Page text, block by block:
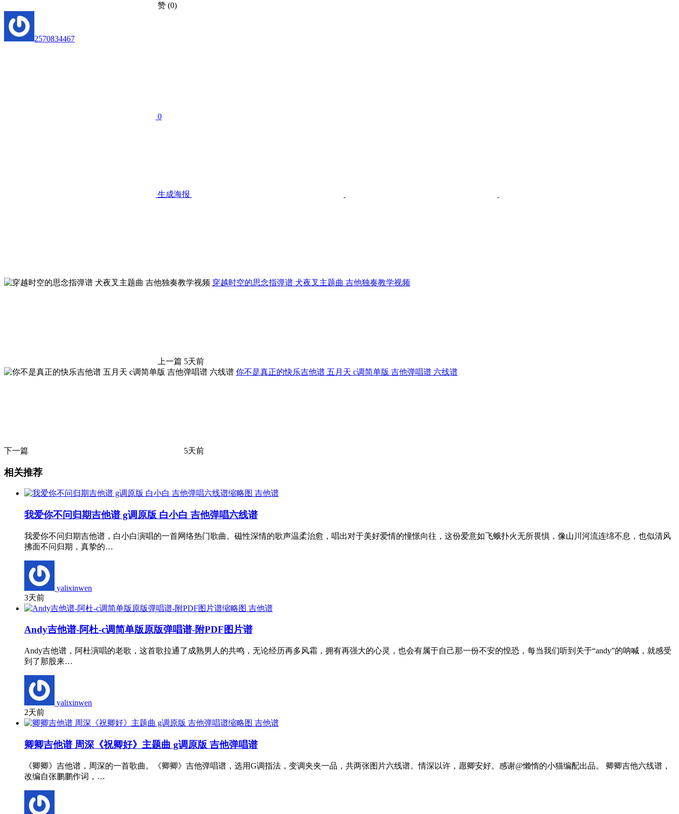
赞 (0)
2570834467
0
生成海报
穿越时空的思念指弹谱 犬夜叉主题曲 吉他独奏教学视频
上一篇 5天前
你不是真正的快乐吉他谱 五月天 c调简单版 吉他弹唱谱 六线谱
下一篇 5天前
相关推荐
吉他谱
我爱你不问归期吉他谱 g调原版 白小白 吉他弹唱六线谱
我爱你不问归期吉他谱，白小白演唱的一首网络热门歌曲。磁性深情的歌声温柔治愈，唱出对于美好爱情的憧憬向往，这份爱意如飞蛾扑火无所畏惧，像山川河流连绵不息，也似清风
拂面不问归期，真挚的…
yalixinwen
3天前
吉他谱
Andy吉他谱-阿杜-c调简单版原版弹唱谱-附PDF图片谱
Andy吉他谱，阿杜演唱的老歌，这首歌拉通了成熟男人的共鸣，无论经历再多风霜，拥有再强大的心灵，也会有属于自己那一份不安的惶恐，每当我们听到关于“andy”的呐喊，就感受
到了那股来…
yalixinwen
2天前
吉他谱
卿卿吉他谱 周深《祝卿好》主题曲 g调原版 吉他弹唱谱
《卿卿》吉他谱，周深的一首歌曲。《卿卿》吉他弹唱谱，选用G调指法，变调夹夹一品，共两张图片六线谱。情深以许，愿卿安好。感谢@懒惰的小猫编配出品。 卿卿吉他六线谱，
改编自张鹏鹏作词，…